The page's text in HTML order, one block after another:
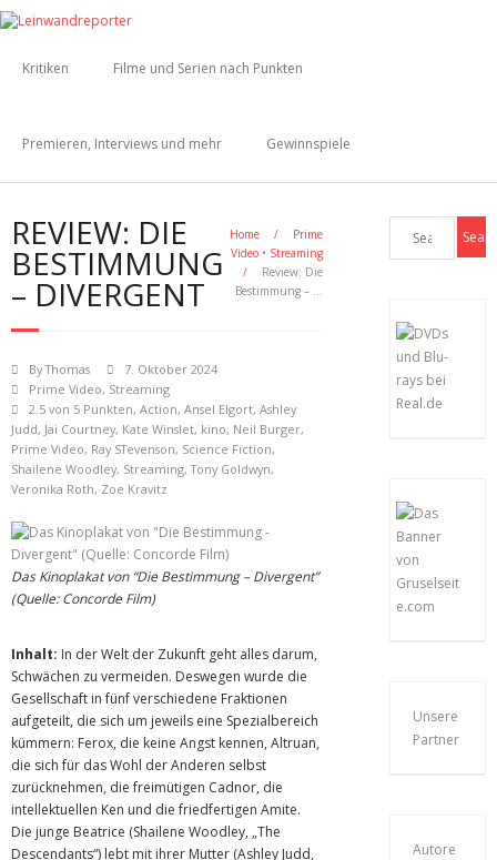
Kritiken Filme und Serien nach Punkten
Premieren, Interviews und mehr Gewinnspiele
REVIEW: DIE
BESTIMMUNG
– DIVERGENT
Home /
Prime
Video • Streaming
/
Review: Die
Bestimmung – …
ByThomas
7. Oktober 2024
Prime Video, Streaming
2.5 von 5 Punkten, Action, Ansel Elgort, Ashley
Judd, Jai Courtney, Kate Winslet, kino, Neil Burger,
Prime Video, Ray STevenson, Science Fiction,
Shailene Woodley, Streaming,Tony Goldwyn,
Veronika Roth, Zoe Kravitz
Das Kinoplakat von “Die Bestimmung – Divergent”
(Quelle: Concorde Film)
Inhalt: In der Welt der Zukunft geht alles darum,
Schwächen zu vermeiden. Deswegen wurde die
Gesellschaft in fünf verschiedene Fraktionen
aufgeteilt, die sich um jeweils eine Spezialbereich
kümmern: Ferox, die keine Angst kennen, Altruan,
die sich für das Wohl der Anderen selbst
zurücknehmen, die freimütigen Cadnor, die
intellektuellen Ken und die friedfertigen Amite.
Die junge Beatrice (Shailene Woodley, „The
Descendants“) lebt mit ihrer Mutter (Ashley Judd,
Unsere
Partner
Autore